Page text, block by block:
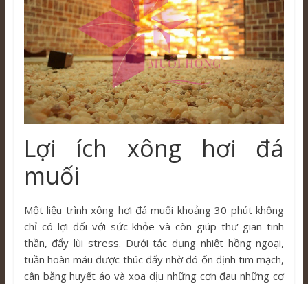
Lợi ích xông hơi đá
muối
Một liệu trình xông hơi đá muối khoảng 30 phút không
chỉ có lợi đối với sức khỏe và còn giúp thư giãn tinh
thần, đẩy lùi stress. Dưới tác dụng nhiệt hồng ngoại,
tuần hoàn máu được thúc đẩy nhờ đó ổn định tim mạch,
cân bằng huyết áo và xoa dịu những cơn đau những cơ